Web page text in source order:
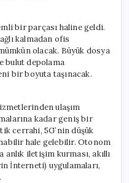
bir parçası haline geldi.
kalmadan ofis
olacak. Büyük dosya
bulut depolama
bir boyuta taşınacak.
ulaşım
kadar geniş bir
cerrahi, 5G’nin düşük
hale gelebilir. Otonom
iletişim kurması, akıllı
İnterneti) uygulamaları,